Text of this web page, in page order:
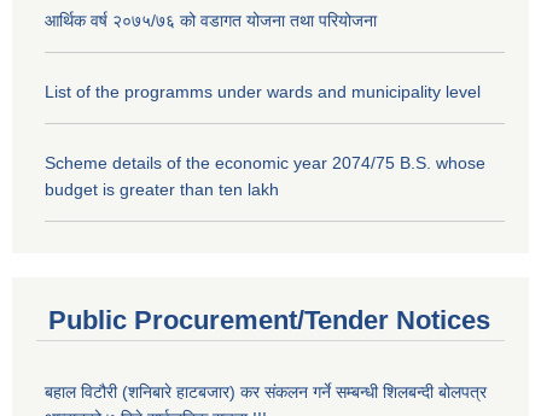
आर्थिक वर्ष २०७५/७६ को वडागत योजना तथा परियोजना
List of the programms under wards and municipality level
Scheme details of the economic year 2074/75 B.S. whose
budget is greater than ten lakh
Public Procurement/Tender Notices
बहाल विटौरी (शनिबारे हाटबजार) कर संकलन गर्ने सम्बन्धी शिलबन्दी बोलपत्र